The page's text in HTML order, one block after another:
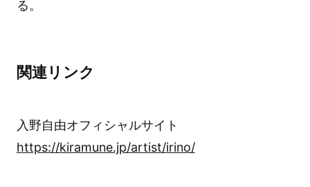
る。
関連リンク
入野自由オフィシャルサイト
https://kiramune.jp/artist/irino/